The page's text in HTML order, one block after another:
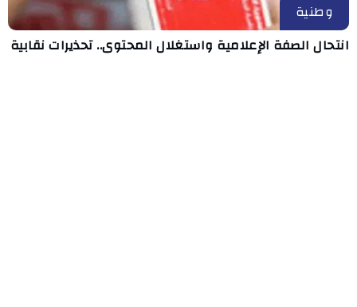
وطنية
انتحال الصفة الإعلامية واستغلال المحتوى.. تحذيرات نقابية